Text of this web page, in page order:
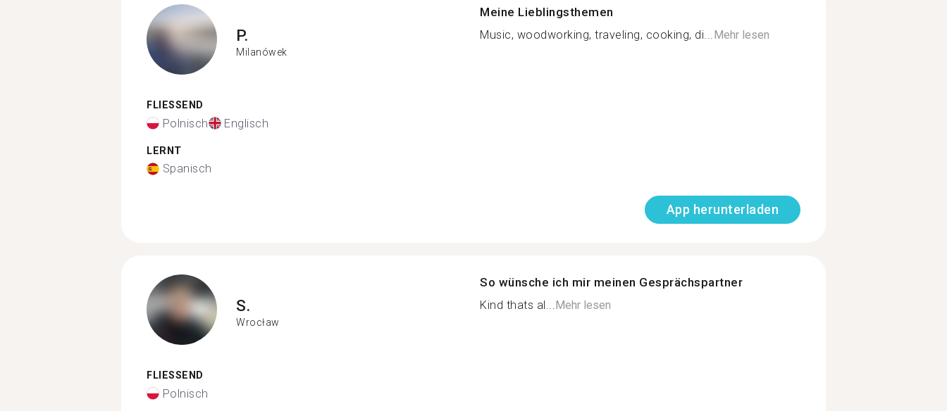
P.
Milanówek
FLIESSEND
Polnisch Englisch
LERNT
Spanisch
Meine Lieblingsthemen
Music, woodworking, traveling, cooking, di...Mehr lesen
App herunterladen
S.
Wrocław
FLIESSEND
Polnisch
So wünsche ich mir meinen Gesprächspartner
Kind thats al...Mehr lesen